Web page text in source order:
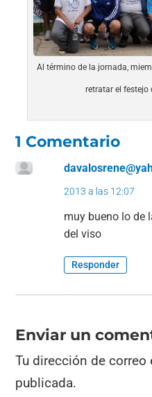
Al término de la jornada,
retratar el festejo
1 Comentario
2013 a las 12:07
muy bueno lo de
del viso
Responder
Enviar un
Tu dirección de
publicada.